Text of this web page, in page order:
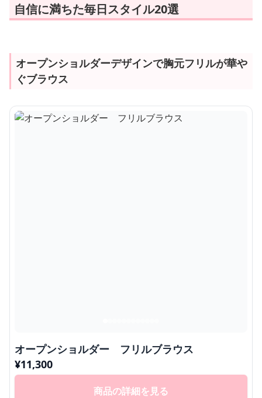
自信に満ちた毎日スタイル20選
オープンショルダーデザインで胸元フリルが華や
ぐブラウス
オープンショルダー フリルブラウス
¥11,300
商品の詳細を見る